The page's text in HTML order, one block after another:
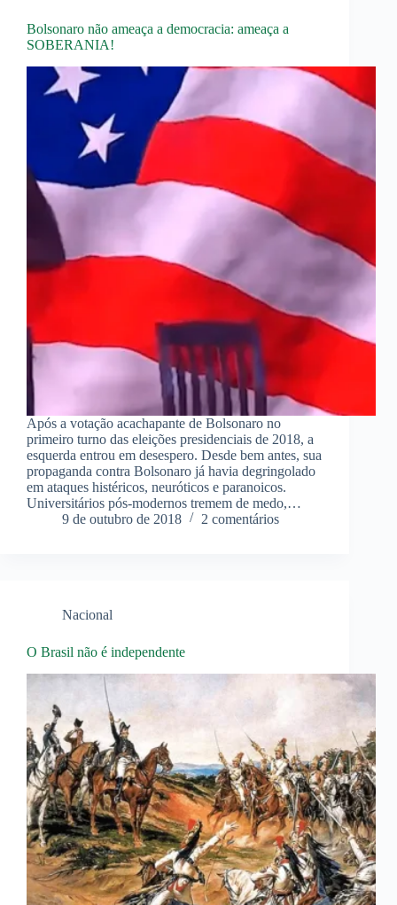
Bolsonaro não ameaça a democracia: ameaça a
SOBERANIA!
Após a votação acachapante de Bolsonaro no
primeiro turno das eleições presidenciais de 2018, a
esquerda entrou em desespero. Desde bem antes, sua
propaganda contra Bolsonaro já havia degringolado
em ataques histéricos, neuróticos e paranoicos.
Universitários pós-modernos tremem de medo,…
9 de outubro de 2018
2 comentários
Nacional
O Brasil não é independente